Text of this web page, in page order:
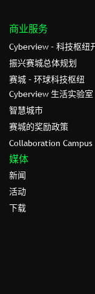
商业服务
Cyberview – 科技枢纽
振兴赛城总体规划
赛城 – 环球科技枢纽
Cyberview 生活实验室
智慧城市
赛城的奖励政策
Collaboration Campus
媒体
新闻
活动
下载